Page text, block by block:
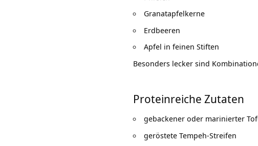
Granatapfelkerne
Erdbeeren
Apfel in feinen Stiften
Besonders lecker sind
Proteinreiche Zutaten
gebackener oder marinierter
geröstete Tempeh-Streifen